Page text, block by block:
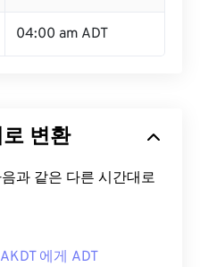
04:00 am ADT
변환
과 같은 다른 시간대로
AKDT 에게 ADT